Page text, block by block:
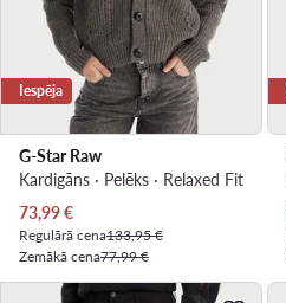
Iespēja
G-Star Raw
Kardigāns · Pelēks · Relaxed Fit
Pašreizējā cena
73,99€
Regulārā cena133,95 €
Zemākā cena77,99 €